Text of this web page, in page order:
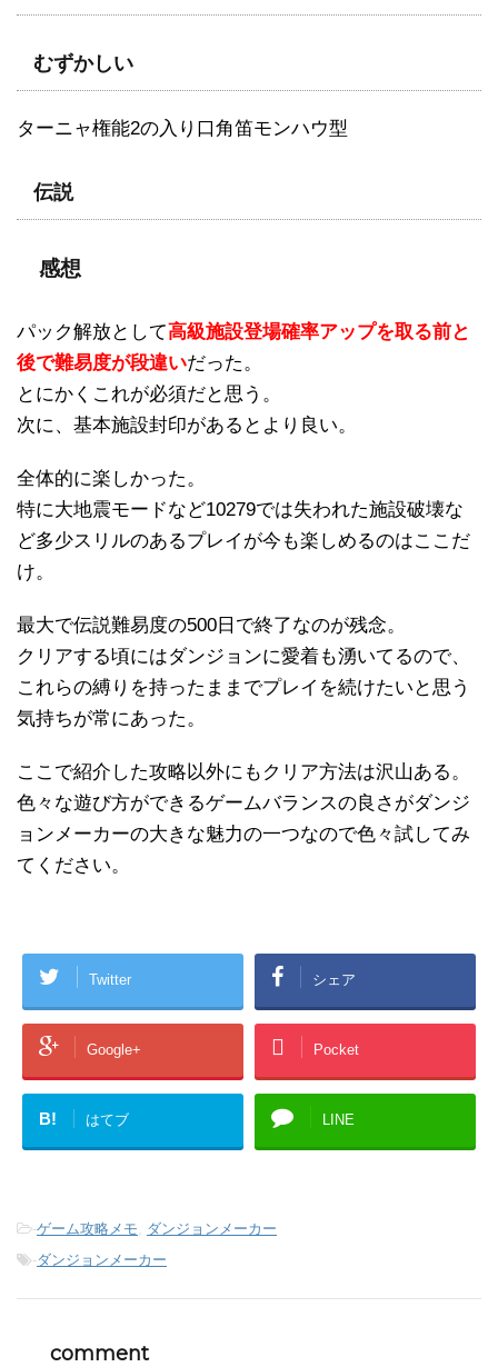
むずかしい
ターニャ権能2の入り口角笛モンハウ型
伝説
感想
パック解放として高級施設登場確率アップを取る前と
後で難易度が段違いだった。
とにかくこれが必須だと思う。
次に、基本施設封印があるとより良い。
全体的に楽しかった。
特に大地震モードなど10279では失われた施設破壊な
ど多少スリルのあるプレイが今も楽しめるのはここだ
け。
最大で伝説難易度の500日で終了なのが残念。
クリアする頃にはダンジョンに愛着も湧いてるので、
これらの縛りを持ったままでプレイを続けたいと思う
気持ちが常にあった。
ここで紹介した攻略以外にもクリア方法は沢山ある。
色々な遊び方ができるゲームバランスの良さがダンジ
ョンメーカーの大きな魅力の一つなので色々試してみ
てください。
Twitter シェア
Google+ Pocket
B! はてブ LINE
-ゲーム攻略メモ
ダンジョンメーカー
-ダンジョンメーカー
comment